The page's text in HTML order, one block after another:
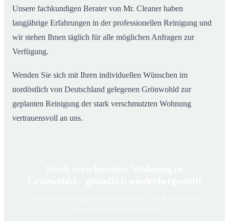
Unsere fachkundigen Berater von Mr. Cleaner haben
langjährige Erfahrungen in der professionellen Reinigung und
wir stehen Ihnen täglich für alle möglichen Anfragen zur
Verfügung.
Wenden Sie sich mit Ihren individuellen Wünschen im
nordöstlich von Deutschland gelegenen Grönwohld zur
geplanten Reinigung der stark verschmutzten Wohnung
vertrauensvoll an uns.